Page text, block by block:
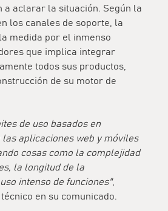
a aclarar la situación. Según la
los canales de soporte, la
medida por el inmenso
que implica integrar
todos sus productos,
de su motor de
de uso basados en
aplicaciones web y móviles
cosas como la complejidad
la longitud de la
intenso de funciones",
en su comunicado.